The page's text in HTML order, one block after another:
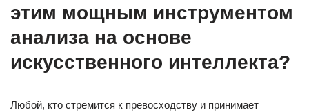
этим мощным инструментом
анализа на основе
искусственного интеллекта?
Любой, кто стремится к превосходству и принимает